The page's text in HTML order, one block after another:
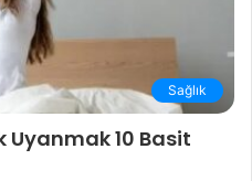
Sağlık
Uyanmak 10 Basit